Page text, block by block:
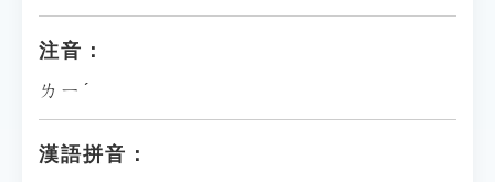
注音：
ㄌㄧˊ
漢語拼音：